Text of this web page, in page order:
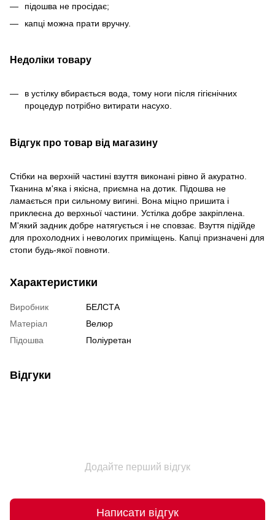
підошва не просідає;
капці можна прати вручну.
Недоліки товару
в устілку вбирається вода, тому ноги після гігієнічних
процедур потрібно витирати насухо.
Відгук про товар від магазину
Стібки на верхній частині взуття виконані рівно й акуратно.
Тканина м'яка і якісна, приємна на дотик. Підошва не
ламається при сильному вигині. Вона міцно пришита і
приклеєна до верхньої частини. Устілка добре закріплена.
М'який задник добре натягується і не сповзає. Взуття підійде
для прохолодних і невологих приміщень. Капці призначені для
стопи будь-якої повноти.
Характеристики
Виробник
БЕЛСТА
Матеріал
Велюр
Підошва
Поліуретан
Відгуки
Додайте перший відгук
Написати відгук